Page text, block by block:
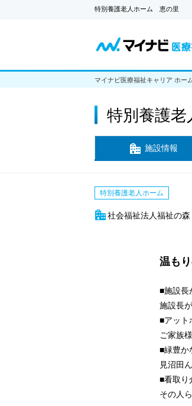
特別養護老人ホーム 恵の里
マイナビ医療福祉キャリア ホー
特別養護
施設情報
特別養護老人ホーム
社会福祉法人福祉の森
温も
■施設長
施設長
■アット
ご家族
■緑豊か
見沼田
■看取り
その人